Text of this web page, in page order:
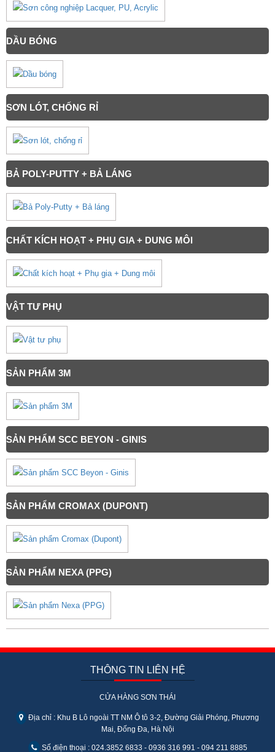
DẦU BÓNG
SƠN LÓT, CHỐNG RỈ
BẢ POLY-PUTTY + BẢ LÁNG
CHẤT KÍCH HOẠT + PHỤ GIA + DUNG MÔI
VẬT TƯ PHỤ
SẢN PHẨM 3M
SẢN PHẨM SCC BEYON - GINIS
SẢN PHẨM CROMAX (DUPONT)
SẢN PHẨM NEXA (PPG)
THÔNG TIN LIÊN HỆ
CỬA HÀNG SƠN THÁI
Địa chỉ : Khu B Lô ngoài TT NM Ô tô 3-2, Đường Giải Phóng, Phương
Mai, Đống Đa, Hà Nội
Số điện thoại : 024.3852 6833 - 0936 316 991 - 094 211 8885